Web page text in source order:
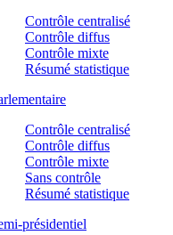
Contrôle centralisé
Contrôle diffus
Contrôle mixte
Résumé statistique
Contrôle centralisé
Contrôle diffus
Contrôle mixte
Sans contrôle
Résumé statistique
présidentiel